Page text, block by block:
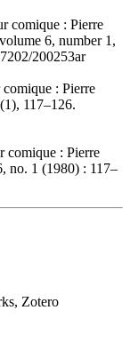
comique : Pierre
6, number 1,
200253ar
: Pierre
(1), 117–126.
comique : Pierre
no. 1 (1980) : 117–
Zotero